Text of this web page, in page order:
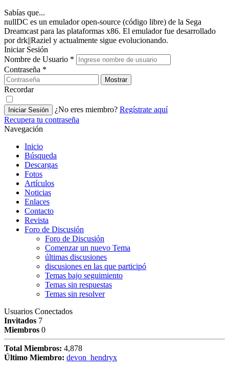
Sabías que...
nullDC es un emulador open-source (código libre) de la Sega
Dreamcast para las plataformas x86. El emulador fue desarrollado
por drk||Raziel y actualmente sigue evolucionando.
Iniciar Sesión
Nombre de Usuario *
Contraseña *
Mostrar
Recordar
Iniciar Sesión ¿No eres miembro? Regístrate aquí
Recupera tu contraseña
Navegación
Inicio
Búsqueda
Descargas
Fotos
Artículos
Noticias
Enlaces
Contacto
Revista
Foro de Discusión
Foro de Discusión
Comenzar un nuevo Tema
últimas discusiones
discusiones en las que participó
Temas bajo seguimiento
Temas sin respuestas
Temas sin resolver
Usuarios Conectados
Invitados 7
Miembros 0
Total Miembros: 4,878
Último Miembro: devon_hendryx